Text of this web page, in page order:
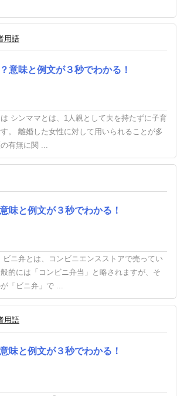
用語
意味と例文が３秒でわかる！
は シンママとは、1人親として夫を持たずに子育
。 離婚した女性に対して用いられることが多
有無に関 ...
味と例文が３秒でわかる！
ビニ弁とは、コンビニエンスストアで売ってい
的には「コンビニ弁当」と略されますが、そ
「ビニ弁」で ...
用語
味と例文が３秒でわかる！